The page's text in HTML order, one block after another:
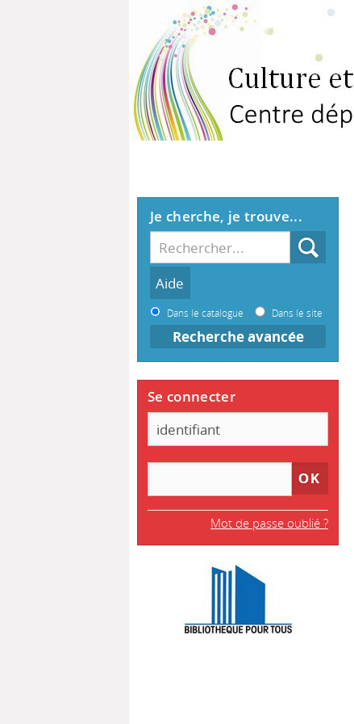
Je cherche, je trouve...
Dans le catalogue Dans le site
Recherche avancée
Se connecter
Mot de passe oublié ?